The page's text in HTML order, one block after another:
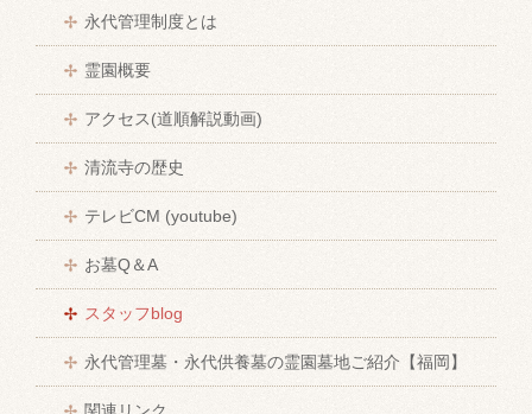
永代管理制度とは
霊園概要
アクセス(道順解説動画)
清流寺の歴史
テレビCM (youtube)
お墓Q＆A
スタッフblog
永代管理墓・永代供養墓の霊園墓地ご紹介【福岡】
関連リンク